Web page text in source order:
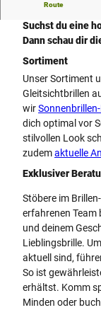
Route
eyes + more -
Suchst du eine
Dann schau dir
Sortiment
Unser Sortiment
Gleitsichtbrillen
wir
dich optimal vor
stilvollen Look
zudemaktuelle
Exklusiver
Stöbere im
erfahrenen Team
und deinem
Lieblingsbrille.
aktuell sind,
So ist
erhältst. Komm
Minden oder